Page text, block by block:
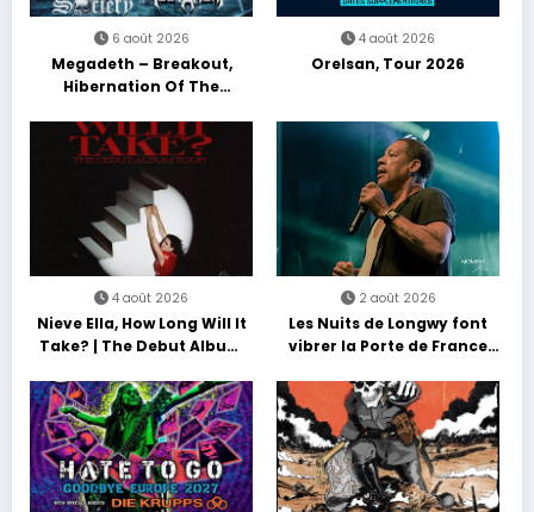
6 août 2026
Megadeth – Breakout,
Hibernation Of The
4 août 2026
Orelsan, Tour 2026
4 août 2026
Nieve Ella, How Long Will It
Take? | The Debut Album
2 août 2026
Les Nuits de Longwy font
vibrer la Porte de France
découvertes et énergie
reggae